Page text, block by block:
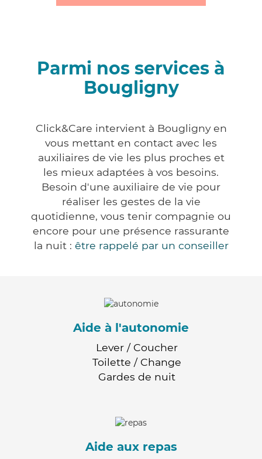
Parmi nos services à
Bougligny
Click&Care intervient à Bougligny en
vous mettant en contact avec les
auxiliaires de vie les plus proches et
les mieux adaptées à vos besoins.
Besoin d'une auxiliaire de vie pour
réaliser les gestes de la vie
quotidienne, vous tenir compagnie ou
encore pour une présence rassurante
la nuit : être rappelé par un conseiller
Aide à l'autonomie
Lever / Coucher
Toilette / Change
Gardes de nuit
Aide aux repas